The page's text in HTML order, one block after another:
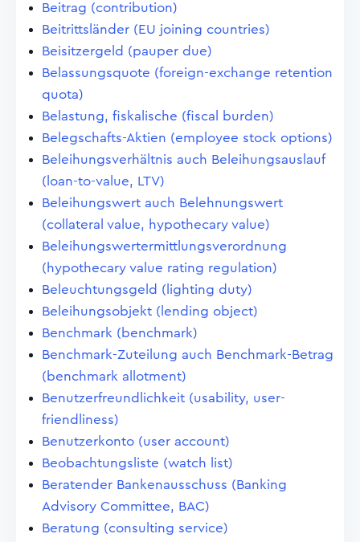
Beitrag (contribution)
Beitrittsländer (EU joining countries)
Beisitzergeld (pauper due)
Belassungsquote (foreign-exchange retention
quota)
Belastung, fiskalische (fiscal burden)
Belegschafts-Aktien (employee stock options)
Beleihungsverhältnis auch Beleihungsauslauf
(loan-to-value, LTV)
Beleihungswert auch Belehnungswert
(collateral value, hypothecary value)
Beleihungswertermittlungsverordnung
(hypothecary value rating regulation)
Beleuchtungsgeld (lighting duty)
Beleihungsobjekt (lending object)
Benchmark (benchmark)
Benchmark-Zuteilung auch Benchmark-Betrag
(benchmark allotment)
Benutzerfreundlichkeit (usability, user-
friendliness)
Benutzerkonto (user account)
Beobachtungsliste (watch list)
Beratender Bankenausschuss (Banking
Advisory Committee, BAC)
Beratung (consulting service)